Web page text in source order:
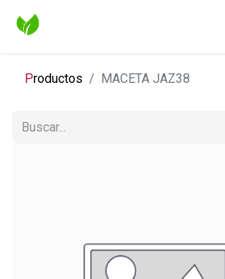
Productos MACETA JAZ38